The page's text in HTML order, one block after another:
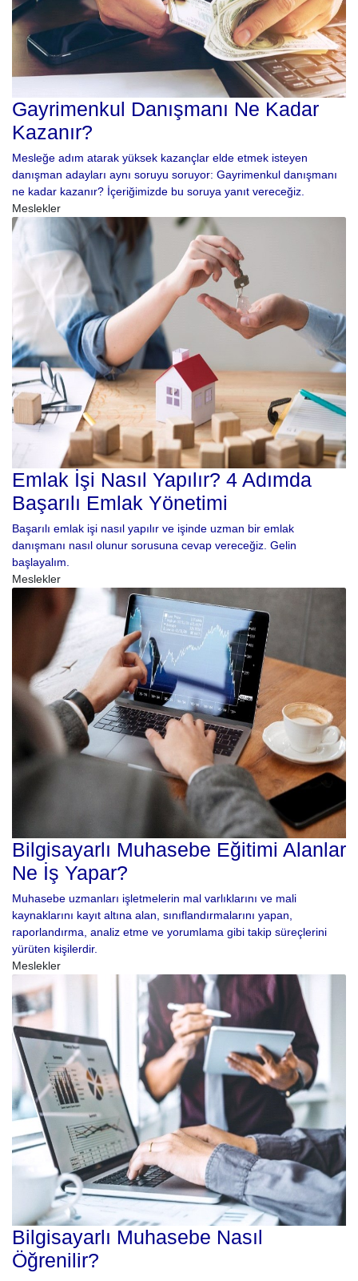
Gayrimenkul Danışmanı Ne Kadar
Kazanır?
Mesleğe adım atarak yüksek kazançlar elde etmek isteyen
danışman adayları aynı soruyu soruyor: Gayrimenkul danışmanı
ne kadar kazanır? İçeriğimizde bu soruya yanıt vereceğiz.
Meslekler
Emlak İşi Nasıl Yapılır? 4 Adımda
Başarılı Emlak Yönetimi
Başarılı emlak işi nasıl yapılır ve işinde uzman bir emlak
danışmanı nasıl olunur sorusuna cevap vereceğiz. Gelin
başlayalım.
Meslekler
Bilgisayarlı Muhasebe Eğitimi Alanlar
Ne İş Yapar?
Muhasebe uzmanları işletmelerin mal varlıklarını ve mali
kaynaklarını kayıt altına alan, sınıflandırmalarını yapan,
raporlandırma, analiz etme ve yorumlama gibi takip süreçlerini
yürüten kişilerdir.
Meslekler
Bilgisayarlı Muhasebe Nasıl
Öğrenilir?